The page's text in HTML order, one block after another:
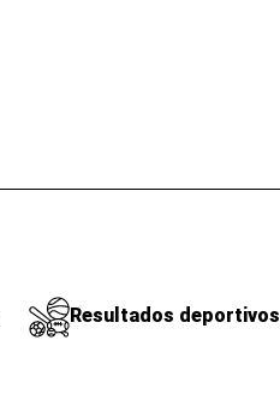
Resultados deportivos